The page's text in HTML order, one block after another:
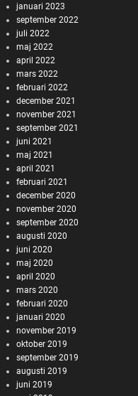
januari 2023
september 2022
juli 2022
maj 2022
april 2022
mars 2022
februari 2022
december 2021
november 2021
september 2021
juni 2021
maj 2021
april 2021
februari 2021
december 2020
november 2020
september 2020
augusti 2020
juni 2020
maj 2020
april 2020
mars 2020
februari 2020
januari 2020
november 2019
oktober 2019
september 2019
augusti 2019
juni 2019